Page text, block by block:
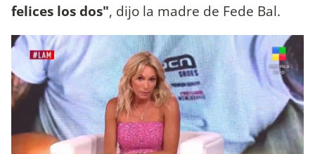
felices los dos", dijo la madre de Fede Bal.